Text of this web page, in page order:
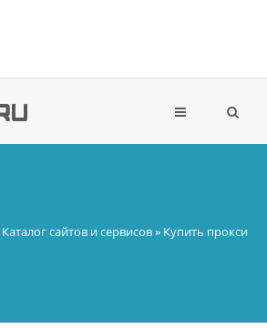
Каталог сайтов и сервисов» Купить прокси